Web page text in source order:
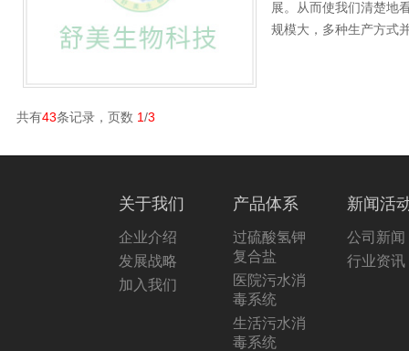
展。从而使我们清楚地
规模大，多种生产方式
共有43条记录，页数 1/3
关于我们
企业介绍
发展战略
加入我们
产品体系
过硫酸氢钾
复合盐
医院污水消
毒系统
生活污水消
毒系统
新闻活
公司新闻
行业资讯